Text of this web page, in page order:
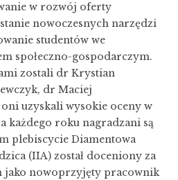
w rozwój oferty
nowoczesnych narzędzi
studentów we
społeczno-gospodarczym.
zostali dr Krystian
dr Maciej
uzyskali wysokie oceny w
każdego roku nagradzani są
plebiscycie Diamentowa
(IIA) został doceniony za
jako nowoprzyjęty pracownik